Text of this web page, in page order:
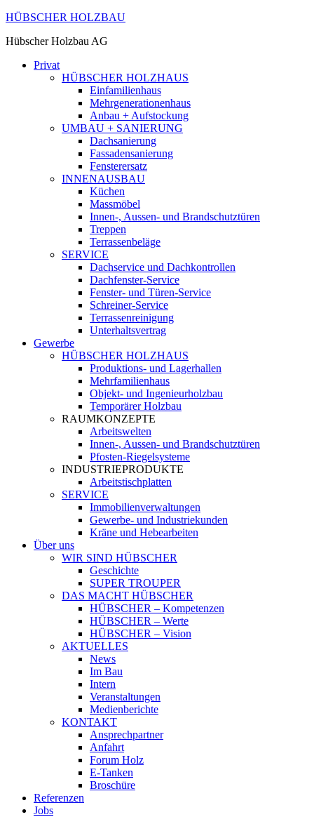
HÜBSCHER HOLZBAU
Hübscher Holzbau AG
Privat
HÜBSCHER HOLZHAUS
Einfamilienhaus
Mehrgenerationenhaus
Anbau + Aufstockung
UMBAU + SANIERUNG
Dachsanierung
Fassadensanierung
Fensterersatz
INNENAUSBAU
Küchen
Massmöbel
Innen-, Aussen- und Brandschutztüren
Treppen
Terrassenbeläge
SERVICE
Dachservice und Dachkontrollen
Dachfenster-Service
Fenster- und Türen-Service
Schreiner-Service
Terrassenreinigung
Unterhaltsvertrag
Gewerbe
HÜBSCHER HOLZHAUS
Produktions- und Lagerhallen
Mehrfamilienhaus
Objekt- und Ingenieurholzbau
Temporärer Holzbau
RAUMKONZEPTE
Arbeitswelten
Innen-, Aussen- und Brandschutztüren
Pfosten-Riegelsysteme
INDUSTRIEPRODUKTE
Arbeitstischplatten
SERVICE
Immobilienverwaltungen
Gewerbe- und Industriekunden
Kräne und Hebearbeiten
Über uns
WIR SIND HÜBSCHER
Geschichte
SUPER TROUPER
DAS MACHT HÜBSCHER
HÜBSCHER – Kompetenzen
HÜBSCHER – Werte
HÜBSCHER – Vision
AKTUELLES
News
Im Bau
Intern
Veranstaltungen
Medienberichte
KONTAKT
Ansprechpartner
Anfahrt
Forum Holz
E-Tanken
Broschüre
Referenzen
Jobs